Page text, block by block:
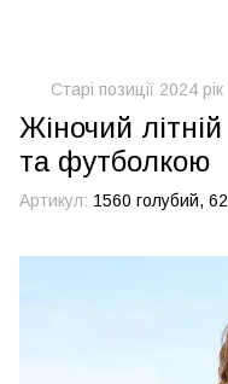
Старі позиції 2024 рік
Жіночий
та футболкою
Артикул: 1560 голубий,